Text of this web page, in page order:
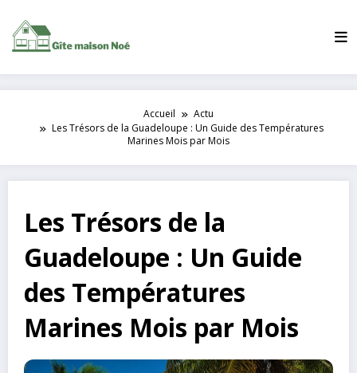
contenu
Accueil
Actu
Les Trésors de la Guadeloupe : Un Guide des Températures
Marines Mois par Mois
Les Trésors de la
Guadeloupe : Un Guide
des Températures
Marines Mois par Mois